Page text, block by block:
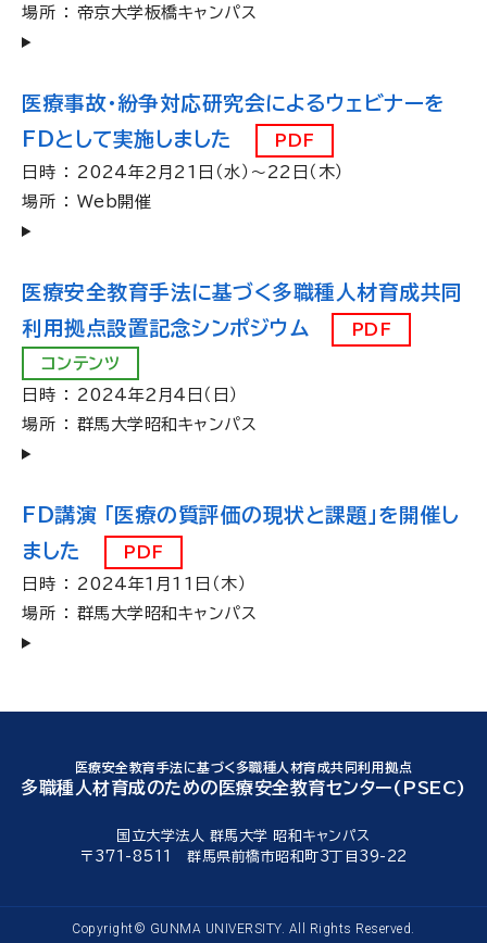
場所 ： 帝京大学板橋キャンパス
医療事故・紛争対応研究会によるウェビナーを
FDとして実施しました
PDF
日時 ： 2024年２月21日（水）～22日（木）
場所 ： Web開催
医療安全教育手法に基づく多職種人材育成共同
利用拠点設置記念シンポジウム
PDF
コンテンツ
日時 ： 2024年２月４日（日）
場所 ： 群馬大学昭和キャンパス
FD講演 「医療の質評価の現状と課題」を開催し
ました
PDF
日時 ： 2024年１月11日（木）
場所 ： 群馬大学昭和キャンパス
医療安全教育手法に基づく多職種人材育成共同利用拠点
多職種人材育成のための医療安全教育センター(PSEC)
国立大学法人 群馬大学 昭和キャンパス
〒371-8511 群馬県前橋市昭和町3丁目39-22
Copyright© GUNMA UNIVERSITY. All Rights Reserved.